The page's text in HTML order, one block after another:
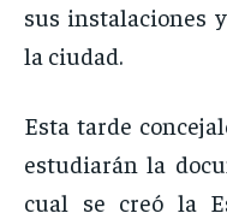
sus instalaciones
la ciudad.
Esta tarde
estudiarán la
cual se creó la